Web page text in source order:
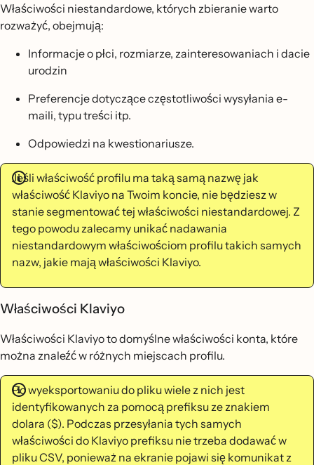
Właściwości niestandardowe, których zbieranie warto
rozważyć, obejmują:
Informacje o płci, rozmiarze, zainteresowaniach i dacie
urodzin
Preferencje dotyczące częstotliwości wysyłania e-
maili, typu treści itp.
Odpowiedzi na kwestionariusze.
Jeśli właściwość profilu ma taką samą nazwę jak
właściwość Klaviyo na Twoim koncie, nie będziesz w
stanie segmentować tej właściwości niestandardowej. Z
tego powodu zalecamy unikać nadawania
niestandardowym właściwościom profilu takich samych
nazw, jakie mają właściwości Klaviyo.
Właściwości Klaviyo
Właściwości Klaviyo to domyślne właściwości konta, które
można znaleźć w różnych miejscach profilu.
Po wyeksportowaniu do pliku wiele z nich jest
identyfikowanych za pomocą prefiksu ze znakiem
dolara ($). Podczas przesyłania tych samych
właściwości do Klaviyo prefiksu nie trzeba dodawać w
pliku CSV, ponieważ na ekranie pojawi się komunikat z